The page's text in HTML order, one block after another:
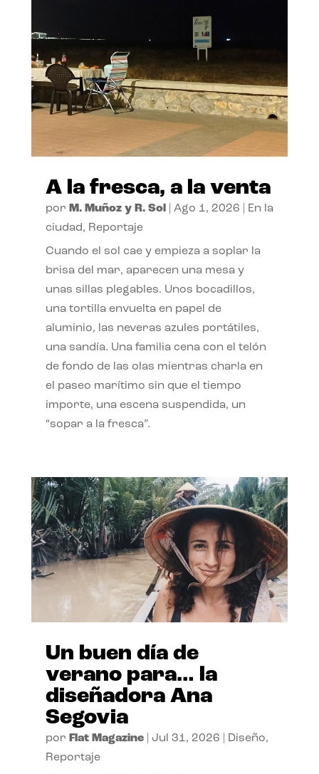
A la fresca, a la venta
por M. Muñoz y R. Sol| Ago 1, 2026
En la
ciudad, Reportaje
Cuando el sol cae y empieza a soplar la
brisa del mar, aparecen una mesa y
unas sillas plegables. Unos bocadillos,
una tortilla envuelta en papel de
aluminio, las neveras azules portátiles,
una sandía. Una familia cena con el telón
de fondo de las olas mientras charla en
el paseo marítimo sin que el tiempo
importe, una escena suspendida, un
“sopar a la fresca”.
Un buen día de
verano para… la
diseñadora Ana
Segovia
por Flat Magazine| Jul 31, 2026 Diseño,
Reportaje